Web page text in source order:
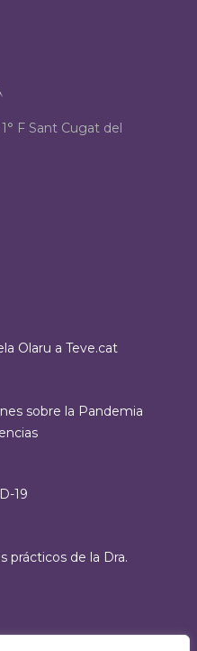
F Sant Cugat del
Olaru a Teve.cat
sobre la Pandemia
19
prácticos de la Dra.